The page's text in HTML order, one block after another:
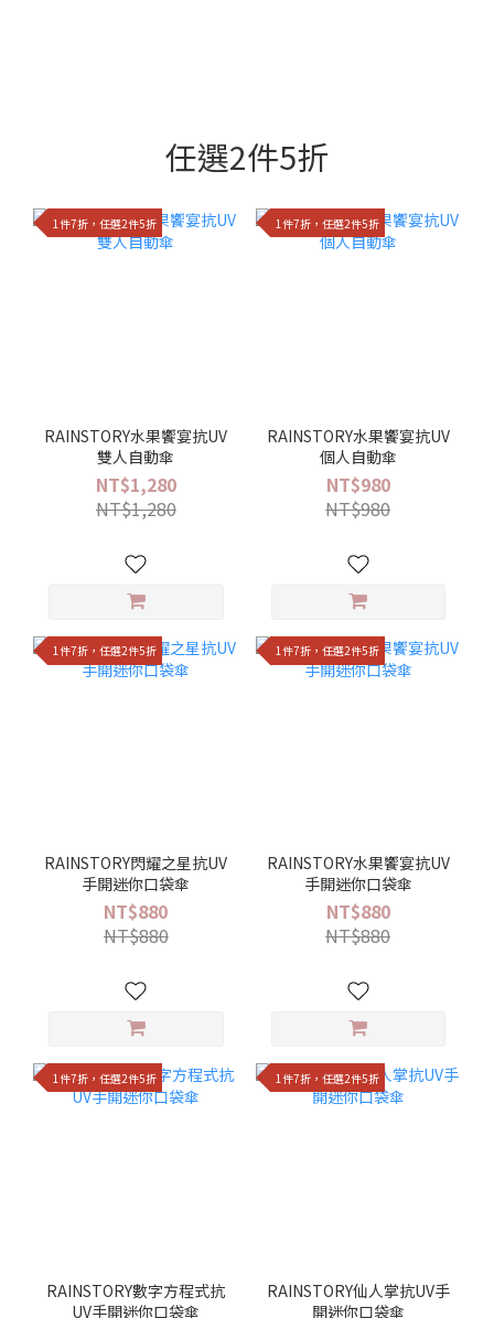
任選2件5折
1件7折，任選2件5折
RAINSTORY水果饗宴抗UV
雙人自動傘
NT$1,280
NT$1,280
1件7折，任選2件5折
RAINSTORY水果饗宴抗UV
個人自動傘
NT$980
NT$980
1件7折，任選2件5折
RAINSTORY閃耀之星抗UV
手開迷你口袋傘
NT$880
NT$880
1件7折，任選2件5折
RAINSTORY水果饗宴抗UV
手開迷你口袋傘
NT$880
NT$880
1件7折，任選2件5折
RAINSTORY數字方程式抗
UV手開迷你口袋傘
1件7折，任選2件5折
RAINSTORY仙人掌抗UV手
開迷你口袋傘